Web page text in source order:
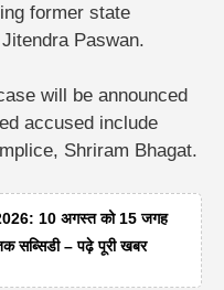
former state
Paswan.
will be announced
accused include
Shriram Bhagat.
10 अगस्त को 15 जगह
सब्सिडी – पढ़े पूरी खबर